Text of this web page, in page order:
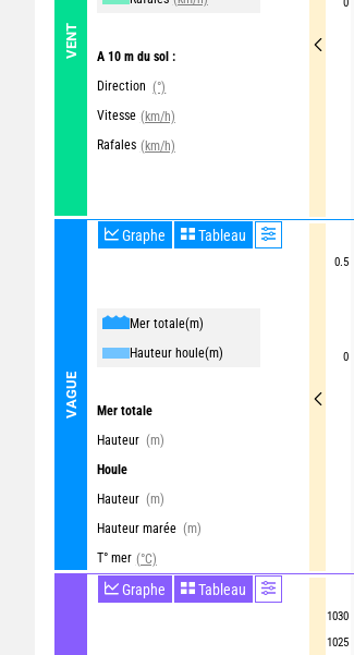
VENT
A 10 m du sol :
Direction (°)
Vitesse (km/h)
Rafales (km/h)
VAGUE
Graphe Tableau
Mer totale(m)
Hauteur houle(m)
Mer totale
Hauteur (m)
Houle
Hauteur (m)
Hauteur marée (m)
T° mer (°C)
Graphe Tableau
0.5
0
1030
1025